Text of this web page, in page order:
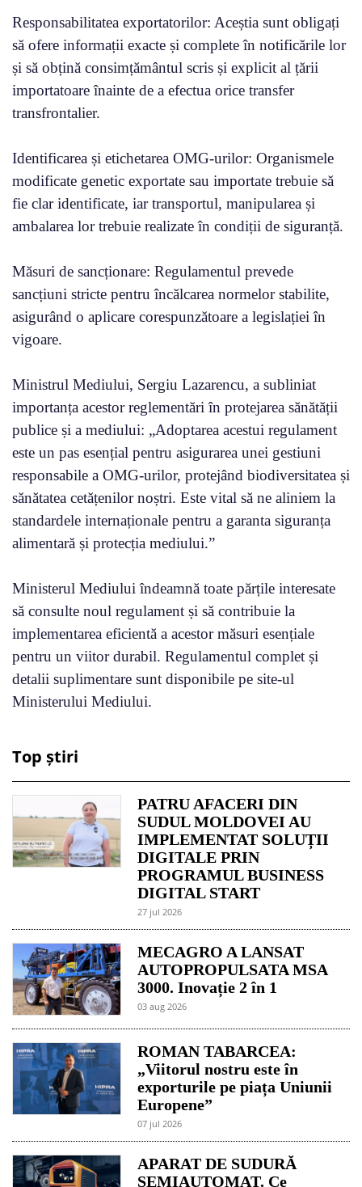
Responsabilitatea exportatorilor: Aceștia sunt obligați
să ofere informații exacte și complete în notificările lor
și să obțină consimțământul scris și explicit al țării
importatoare înainte de a efectua orice transfer
transfrontalier.
Identificarea și etichetarea OMG-urilor: Organismele
modificate genetic exportate sau importate trebuie să
fie clar identificate, iar transportul, manipularea și
ambalarea lor trebuie realizate în condiții de siguranță.
Măsuri de sancționare: Regulamentul prevede
sancțiuni stricte pentru încălcarea normelor stabilite,
asigurând o aplicare corespunzătoare a legislației în
vigoare.
Ministrul Mediului, Sergiu Lazarencu, a subliniat
importanța acestor reglementări în protejarea sănătății
publice și a mediului: „Adoptarea acestui regulament
este un pas esențial pentru asigurarea unei gestiuni
responsabile a OMG-urilor, protejând biodiversitatea și
sănătatea cetățenilor noștri. Este vital să ne aliniem la
standardele internaționale pentru a garanta siguranța
alimentară și protecția mediului.”
Ministerul Mediului îndeamnă toate părțile interesate
să consulte noul regulament și să contribuie la
implementarea eficientă a acestor măsuri esențiale
pentru un viitor durabil. Regulamentul complet și
detalii suplimentare sunt disponibile pe site-ul
Ministerului Mediului.
Top știri
PATRU AFACERI DIN
SUDUL MOLDOVEI AU
IMPLEMENTAT SOLUȚII
DIGITALE PRIN
PROGRAMUL BUSINESS
DIGITAL START
27 jul 2026
MECAGRO A LANSAT
AUTOPROPULSATA MSA
3000. Inovație 2 în 1
03 aug 2026
ROMAN TABARCEA:
„Viitorul nostru este în
exporturile pe piața Uniunii
Europene”
07 jul 2026
APARAT DE SUDURĂ
SEMIAUTOMAT. Ce